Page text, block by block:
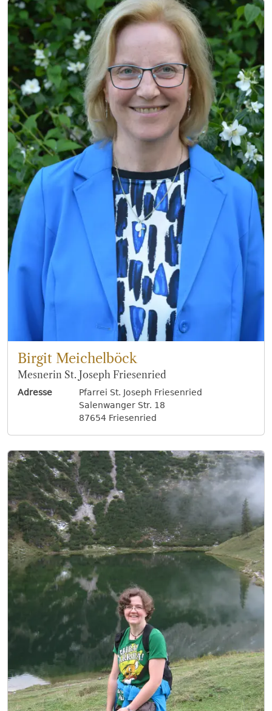
Birgit Meichelböck
Mesnerin St. Joseph Friesenried
Adresse
Pfarrei St. Joseph Friesenried
Salenwanger Str. 18
87654 Friesenried